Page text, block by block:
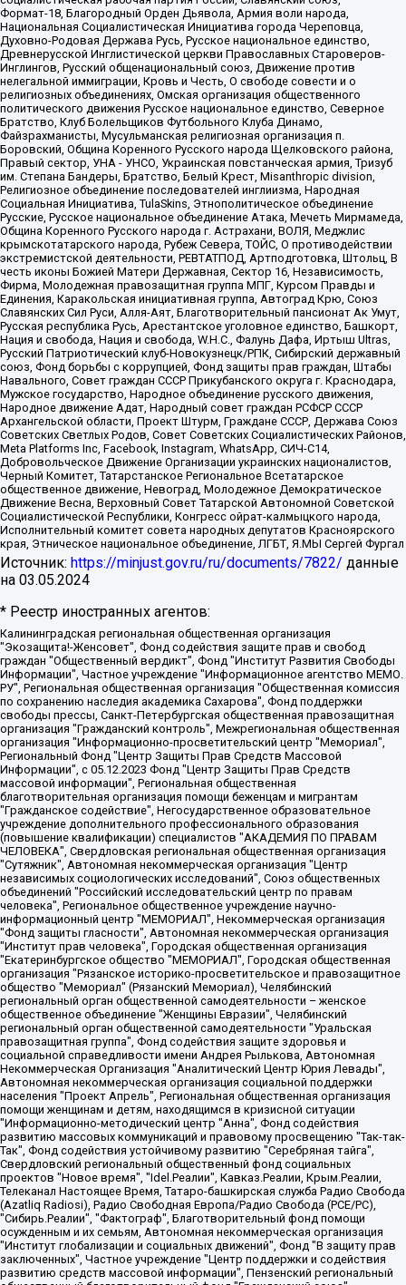
Формат-18, Благородный Орден Дьявола, Армия воли народа,
Национальная Социалистическая Инициатива города Череповца,
Духовно-Родовая Держава Русь, Русское национальное единство,
Древнерусской Инглистической церкви Православных Староверов-
Инглингов, Русский общенациональный союз, Движение против
нелегальной иммиграции, Кровь и Честь, О свободе совести и о
религиозных объединениях, Омская организация общественного
политического движения Русское национальное единство, Северное
Братство, Клуб Болельщиков Футбольного Клуба Динамо,
Файзрахманисты, Мусульманская религиозная организация п.
Боровский, Община Коренного Русского народа Щелковского района,
Правый сектор, УНА - УНСО, Украинская повстанческая армия, Тризуб
им. Степана Бандеры, Братство, Белый Крест, Misanthropic division,
Религиозное объединение последователей инглиизма, Народная
Социальная Инициатива, TulaSkins, Этнополитическое объединение
Русские, Русское национальное объединение Атака, Мечеть Мирмамеда,
Община Коренного Русского народа г. Астрахани, ВОЛЯ, Меджлис
крымскотатарского народа, Рубеж Севера, ТОЙС, О противодействии
экстремистской деятельности, РЕВТАТПОД, Артподготовка, Штольц, В
честь иконы Божией Матери Державная, Сектор 16, Независимость,
Фирма, Молодежная правозащитная группа МПГ, Курсом Правды и
Единения, Каракольская инициативная группа, Автоград Крю, Союз
Славянских Сил Руси, Алля-Аят, Благотворительный пансионат Ак Умут,
Русская республика Русь, Арестантское уголовное единство, Башкорт,
Нация и свобода, Нация и свобода, W.H.С., Фалунь Дафа, Иртыш Ultras,
Русский Патриотический клуб-Новокузнецк/РПК, Сибирский державный
союз, Фонд борьбы с коррупцией, Фонд защиты прав граждан, Штабы
Навального, Совет граждан СССР Прикубанского округа г. Краснодара,
Мужское государство, Народное объединение русского движения,
Народное движение Адат, Народный совет граждан РСФСР СССР
Архангельской области, Проект Штурм, Граждане СССР, Держава Союз
Советских Светлых Родов, Совет Советских Социалистических Районов,
Meta Platforms Inc, Facebook, Instagram, WhatsApp, СИЧ-С14,
Добровольческое Движение Организации украинских националистов,
Черный Комитет, Татарстанское Региональное Всетатарское
общественное движение, Невоград, Молодежное Демократическое
Движение Весна, Верховный Совет Татарской Автономной Советской
Социалистической Республики, Конгресс ойрат-калмыцкого народа,
Исполнительный комитет совета народных депутатов Красноярского
края, Этническое национальное объединение, ЛГБТ, Я.МЫ Сергей Фургал
Источник: https://minjust.gov.ru/ru/documents/7822/ данные
на 03.05.2024
* Реестр иностранных агентов:
Калининградская региональная общественная организация "Экозащита!-Женсовет", Фонд содействия защите прав и свобод граждан "Общественный вердикт", Фонд "Институт Развития Свободы Информации", Частное учреждение "Информационное агентство МЕМО. РУ", Региональная общественная организация "Общественная комиссия по сохранению наследия академика Сахарова", Фонд поддержки свободы прессы, Санкт-Петербургская общественная правозащитная организация "Гражданский контроль", Межрегиональная общественная организация "Информационно-просветительский центр "Мемориал", Региональный Фонд "Центр Защиты Прав Средств Массовой Информации", с 05.12.2023 Фонд "Центр Защиты Прав Средств массовой информации", Региональная общественная благотворительная организация помощи беженцам и мигрантам "Гражданское содействие", Негосударственное образовательное учреждение дополнительного профессионального образования (повышение квалификации) специалистов "АКАДЕМИЯ ПО ПРАВАМ ЧЕЛОВЕКА", Свердловская региональная общественная организация "Сутяжник", Автономная некоммерческая организация "Центр независимых социологических исследований", Союз общественных объединений "Российский исследовательский центр по правам человека", Региональное общественное учреждение научно-информационный центр "МЕМОРИАЛ", Некоммерческая организация "Фонд защиты гласности", Автономная некоммерческая организация "Институт прав человека", Городская общественная организация "Екатеринбургское общество "МЕМОРИАЛ", Городская общественная организация "Рязанское историко-просветительское и правозащитное общество "Мемориал" (Рязанский Мемориал), Челябинский региональный орган общественной самодеятельности – женское общественное объединение "Женщины Евразии", Челябинский региональный орган общественной самодеятельности "Уральская правозащитная группа", Фонд содействия защите здоровья и социальной справедливости имени Андрея Рылькова, Автономная Некоммерческая Организация "Аналитический Центр Юрия Левады", Автономная некоммерческая организация социальной поддержки населения "Проект Апрель", Региональная общественная организация помощи женщинам и детям, находящимся в кризисной ситуации "Информационно-методический центр "Анна", Фонд содействия развитию массовых коммуникаций и правовому просвещению "Так-так-Так", Фонд содействия устойчивому развитию "Серебряная тайга", Свердловский региональный общественный фонд социальных проектов "Новое время", "Idel.Реалии", Кавказ.Реалии, Крым.Реалии, Телеканал Настоящее Время, Татаро-башкирская служба Радио Свобода (Azatliq Radiosi), Радио Свободная Европа/Радио Свобода (PCE/PC), "Сибирь.Реалии", "Фактограф", Благотворительный фонд помощи осужденным и их семьям, Автономная некоммерческая организация "Институт глобализации и социальных движений", Фонд "В защиту прав заключенных", Частное учреждение "Центр поддержки и содействия развитию средств массовой информации", Пензенский региональный общественный благотворительный фонд "Гражданский союз", "Север.Реалии", Некоммерческая организация Фонд "Правовая инициатива", Общество с ограниченной ответственностью "Радио Свободная Европа/Радио Свобода", Чешское информационное агентство "MEDIUM-ORIENT", Красноярская региональная общественная организация "Мы против СПИДа", Камалягин Денис Николаевич, Маркелов Сергей Евгеньевич, Пономарев Лев Александрович, Савицкая Людмила Алексеевна, Автономная некоммерческая организация "Центр по работе с проблемой насилия "НАСИЛИЮ.НЕТ", Межрегиональный профессиональный союз работников здравоохранения "Альянс врачей", Юридическое лицо, зарегистрированное в Латвийской Республике, SIA "Medusa Project" (регистрационный номер 40103797863, дата регистрации 10.06.2014), Некоммерческая организация "Фонд по борьбе с коррупцией", Автономная некоммерческая организация "Институт права и публичной политики", Баданин Роман Сергеевич, Гликин Максим Александрович, Железнова Мария Михайловна, Лукьянова Юлия Сергеевна, Маетная Елизавета Витальевна, Маняхин Петр Борисович, Чуракова Ольга Владимировна, Ярош Юлия Петровна, Юридическое лицо "The Insider SIA", зарегистрированное в Риге, Латвийская Республика (дата регистрации 26.06.2015), являющееся администратором доменного имени интернет-издания "The Insider SIA", https://theins.ru, Постернак Алексей Евгеньевич, Рубин Михаил Аркадьевич, Анин Роман Александрович, Юридическое лицо Istories fonds, зарегистрированное в Латвийской Республике (регистрационный номер 50008295751, дата регистрации 24.02.2020), Великовский Дмитрий Александрович, Долинина Ирина Николаевна, Мароховская Алеся Алексеевна, Шлейнов Роман Юрьевич, Шмагун Олеся Валентиновна, Общество с ограниченной ответственностью "Альтаир 2021", Общество с ограниченной ответственностью "Вега 2021", Общество с ограниченной ответственностью "Главный редактор 2021", Общество с ограниченной ответственностью "Ромашки монолит", Важенков Артем Валерьевич, Ивановская областная общественная организация "Центр гендерных исследований", Гурман Юрий Альбертович, Медиапроект "ОВД-Инфо", Егоров Владимир Владимирович, Жилинский Владимир Александрович, Общество с ограниченной ответственностью "ЗП", Иванова София Юрьевна, Карезина Инна Павловна, Кильтау Екатерина Викторовна, Петров Алексей Викторович, Пискунов Сергей Евгеньевич, Смирнов Сергей Сергеевич, Тихонов Михаил Сергеевич, Общество с ограниченной ответственностью "ЖУРНАЛИСТ-ИНОСТРАННЫЙ АГЕНТ", Арапова Галина Юрьевна, Вольтская Татьяна Анатольевна, Американская компания "Mason G.E.S. Anonymous Foundation" (США), являющаяся владельцем интернет-издания https://mnews.world/, Компания "Stichting Bellingcat", зарегистрированная в Нидерландах (дата регистрации 11.07.2018), Захаров Андрей Вячеславович, Клепиковская Екатерина Дмитриевна, Общество с ограниченной ответственностью "МЕМО", Перл Роман Александрович, Симонов Евгений Алексеевич, Соловьева Елена Анатольевна, Сотников Даниил Владимирович, Сурначева Елизавета Дмитриевна, Автономная некоммерческая организация по защите прав человека и информированию населения "Якутия – Наше Мнение", Общество с ограниченной ответственностью "Москоу диджитал медиа", с 26.01.2023 Общество с ограниченной ответственностью "Чайка Белые сады", Ветошкина Валерия Валерьевна, Заговора Максим Александрович, Межрегиональное общественное движение "Российская ЛГБТ - сеть", Оленичев Максим Владимирович, Павлов Иван Юрьевич, Скворцова Елена Сергеевна, Общество с ограниченной ответственностью "Как бы инагент", Кочетков Игорь Викторович, Общество с ограниченной ответственностью "Честные выборы", Еланчик Олег Александрович, Общество с ограниченной ответственностью "Нобелевский призыв", Гималова Регина Эмилевна, Григорьев Андрей Валерьевич, Григорьева Алина Александровна, Ассоциация по содействию защите прав призывников, альтернативнослужащих и военнослужащих "Правозащитная группа "Гражданин.Армия.Право", Хисамова Регина Фаритовна, Автономная некоммерческая организация по реализации социально-правовых программ "Лилит", Дальневосточное общественное движение "Маяк", Санкт-Петербургская ЛГБТ-инициативная группа "Выход", Инициативная группа ЛГБТ+ "Реверс", Алексеев Андрей Викторович, Бекбулатова Таисия Львовна, Беляев Иван Михайлович, Владыкина Елена Сергеевна, Гельман Марат Александрович, Никульшина Вероника Юрьевна, Толоконникова Надежда Андреевна, Шендерович Виктор Анатольевич, Общество с ограниченной ответственностью "Данное сообщение", Общество с ограниченной ответственностью Издательский дом "Новая глава", Айнбиндер Александра Александровна, Московский комьюнити-центр для ЛГБТ+инициатив, Благотворительный фонд развития филантропии, Deutsche Welle (Германия, Kurt-Schumacher-Strasse 3, 53113 Bonn), Борзунова Мария Михайловна, Воробьев Виктор Викторович, Голубева Анна Львовна, Константинова Алла Михайловна, Малкова Ирина Владимировна, Мурадов Мурад Абдулгалимович, Осетинская Елизавета Николаевна, Понасенков Евгений Николаевич, Ганапольский Матвей Юрьевич, Киселев Евгений Алексеевич, Борухович Ирина Григорьевна, Дремин Иван Тимофеевич, Дубровский Дмитрий Викторович, Красноярская региональная общественная организация поддержки и развития альтернативных образовательных технологий и межкультурных коммуникаций "ИНТЕРРА", Маяковская Екатерина Алексеевна, Фейгин Марк Захарович, Филимонов Андрей Викторович, Дзугкоева Регина Николаевна, Доброхотов Роман Александрович, Дудь Юрий Александрович, Елкин Сергей Владимирович, Кругликов Кирилл Игоревич, Сабунаева Мария Леонидовна, Семенов Алексей Владимирович, Шаинян Карен Багратович, Шульман Екатерина Михайловна, Асафьев Артур Валерьевич, Вахштайн Виктор Семенович, Венедиктов Алексей Алексеевич, Лушникова Екатерина Евгеньевна, Волков Леонид Михайлович, Невзоров Александр Глебович, Пархоменко Сергей Борисович, Сироткин Ярослав Николаевич, Кара-Мурза Владимир Владимирович, Баранова Наталья Владимировна, Гозман Леонид Яковлевич, Кагарлицкий Борис Юльевич, Климарев Михаил Валерьевич, Милов Владимир Станиславович, Автономная некоммерческая организация Краснодарский центр современного искусства "Типография", Моргенштерн Алишер Тагирович, Соболь Любовь Эдуардовна, Общество с ограниченной ответственностью "ЛИЗА НОРМ", Каспаров Гарри Кимович, Ходорковский Михаил Борисович, Общество с ограниченной ответственностью "Апрельские тезисы", Данилович Ирина Брониславовна, Кашин Олег Владимирович, Петров Николай Владимирович, Пивоваров Алексей Владимирович, Соколов Михаил Владимирович, Цветкова Юлия Владимировна, Чичваркин Евгений Александрович, Комитет против пыток/Команда против пыток, Общество с ограниченной ответственностью "Первый научный", Общество с ограниченной ответственностью "Вертолет и ко", Белоцерковская Вероника Борисовна, Кац Максим Евгеньевич, Лазарева Татьяна Юрьевна, Шаведдинов Руслан Табризович, Яшин Илья Валерьевич, Общество с ограниченной ответственностью "Иноагент ААВ", Алешковский Дмитрий Петрович, Альбац Евгения Марковна, Быков Дмитрий Львович, Галямина Юлия Евгеньевна, Лойко Сергей Леонидович, Мартынов Кирилл Константинович, Медведев Сергей Александрович, Крашенинников Федор Геннадиевич, Гордеева Катерина Вл